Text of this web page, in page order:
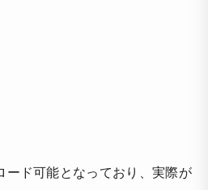
ード可能となっており、実際が